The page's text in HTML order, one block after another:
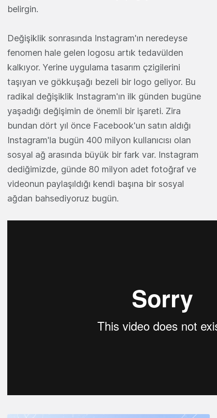
belirgin.
Değişiklik sonrasında Instagram'ın neredeyse
fenomen hale gelen logosu artık tedavülden
kalkıyor. Yerine uygulama tasarım çzigilerini
taşıyan ve gökkuşağı bezeli bir logo geliyor. Bu
radikal değişiklik Instagram'ın ilk günden bugüne
yaşadığı değişimin de önemli bir işareti. Zira
bundan dört yıl önce Facebook'un satın aldığı
Instagram'la bugün 400 milyon kullanıcısı olan
sosyal ağ arasında büyük bir fark var. Instagram
dediğimizde, günde 80 milyon adet fotoğraf ve
videonun paylaşıldığı kendi başına bir sosyal
ağdan bahsediyoruz bugün.